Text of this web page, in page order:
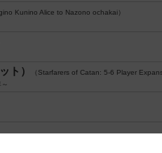
Kunino Alice to Nazono ochakai）
ト）
（Starfarers of Catan: 5-6 Player